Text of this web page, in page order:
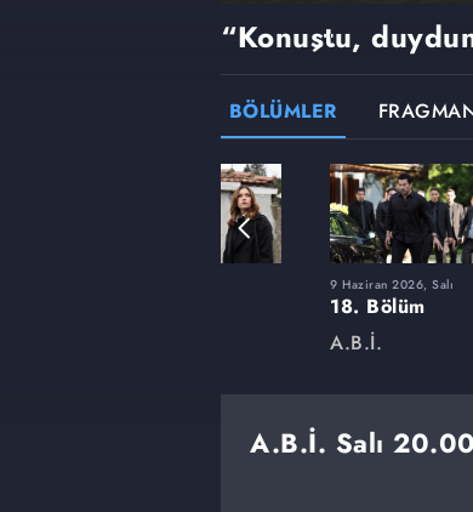
“Konuştu,
BÖLÜMLER
9 Haziran 2026, Salı
18. Bölüm
A.B.İ.
A.B.İ. Salı